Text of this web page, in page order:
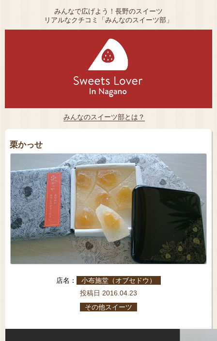
みんなで広げよう！長野のスイーツ
リアルなクチコミ「みんなのスイーツ部」
みんなのスイーツ部とは？
栗かっせ
店名： 小布施堂（オブセドウ）
投稿日 2016.04.23
その他スイーツ